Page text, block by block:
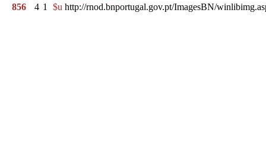
856
4 1 $u http://rnod.bnportugal.gov.pt/ImagesBN/